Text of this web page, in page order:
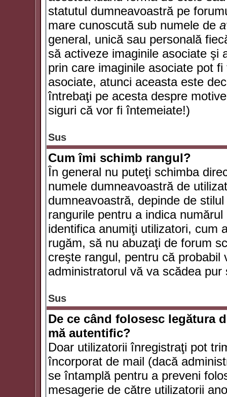
statutul dumneavoastră pe
mare cunoscută sub numele de
general, unică sau personală
să activeze imaginile asociate şi
prin care imaginile asociate pot
asociate, atunci aceasta este
întrebaţi pe acesta despre
siguri că vor fi întemeiate!)
Sus
Cum îmi schimb rangul?
În general nu puteţi schimba
numele dumneavoastră de
dumneavoastră, depinde de
rangurile pentru a indica
identifica anumiţi utilizatori, cum
rugăm, să nu abuzaţi de forum
creşte rangul, pentru că
administratorul vă va scădea
Sus
De ce când folosesc legătura
mă autentific?
Doar utilizatorii înregistraţi pot
încorporat de mail (dacă
se întamplă pentru a preveni
mesagerie de către utilizatorii